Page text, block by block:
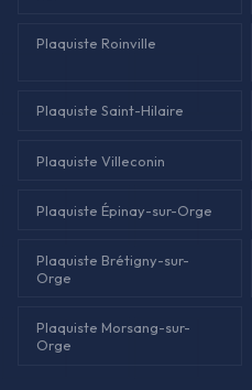
Plaquiste Roinville
Plaquiste Saint-Hilaire
Plaquiste Villeconin
Plaquiste Épinay-sur-Orge
Plaquiste Brétigny-sur-
Orge
Plaquiste Morsang-sur-
Orge